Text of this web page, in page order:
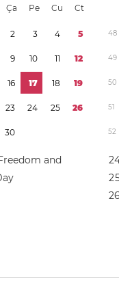
Ça Pe Cu Ct
2 3 4 5
9 10 11 12
16 17 18 19
23 24 25 26
30
and
48
49
50
51
52
2
2
26